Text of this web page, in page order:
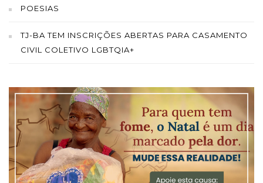
POESIAS
TJ-BA TEM INSCRIÇÕES ABERTAS PARA CASAMENTO
CIVIL COLETIVO LGBTQIA+